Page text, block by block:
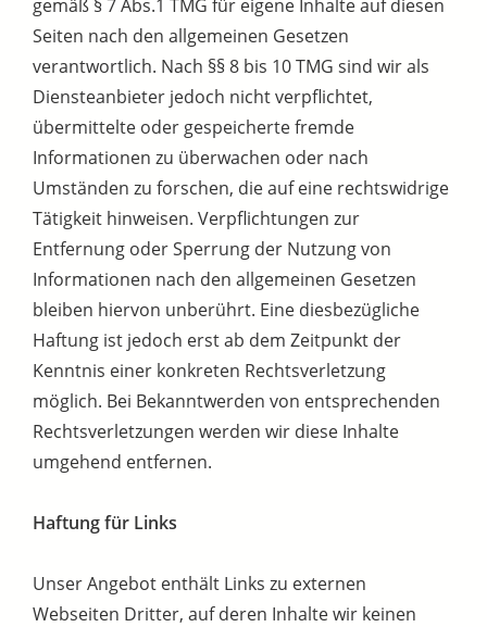
gemäß § 7 Abs.1 TMG für eigene Inhalte auf diesen
Seiten nach den allgemeinen Gesetzen
verantwortlich. Nach §§ 8 bis 10 TMG sind wir als
Diensteanbieter jedoch nicht verpflichtet,
übermittelte oder gespeicherte fremde
Informationen zu überwachen oder nach
Umständen zu forschen, die auf eine rechtswidrige
Tätigkeit hinweisen. Verpflichtungen zur
Entfernung oder Sperrung der Nutzung von
Informationen nach den allgemeinen Gesetzen
bleiben hiervon unberührt. Eine diesbezügliche
Haftung ist jedoch erst ab dem Zeitpunkt der
Kenntnis einer konkreten Rechtsverletzung
möglich. Bei Bekanntwerden von entsprechenden
Rechtsverletzungen werden wir diese Inhalte
umgehend entfernen.
Haftung für Links
Unser Angebot enthält Links zu externen
Webseiten Dritter, auf deren Inhalte wir keinen